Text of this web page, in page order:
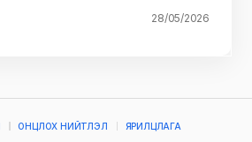
28/05/2026
ОНЦЛОХ НИЙТЛЭЛ ЯРИЛЦЛАГА